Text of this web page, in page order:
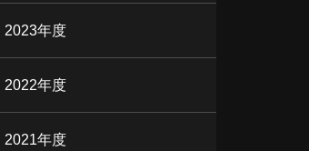
2023年度
2022年度
2021年度